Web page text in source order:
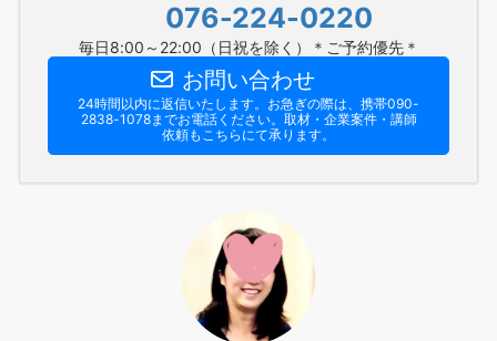
076-224-0220
毎日8:00～22:00（日祝を除く）＊ご予約優先＊
お問い合わせ
24時間以内に返信いたします。お急ぎの際は、携帯090-
2838-1078までお電話ください。​取材・企業案件・講師
依頼もこちらにて承ります。